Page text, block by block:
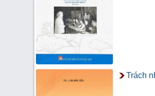
Trách